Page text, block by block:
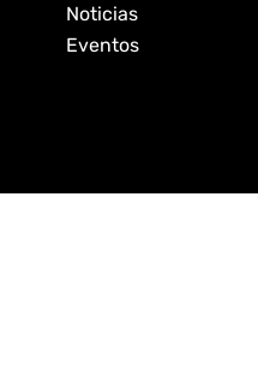
Noticias
Eventos